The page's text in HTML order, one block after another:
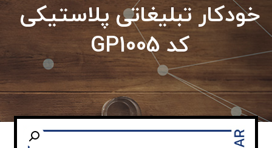
خودکار تبلیغاتی پلاستیکی
کد GP1005